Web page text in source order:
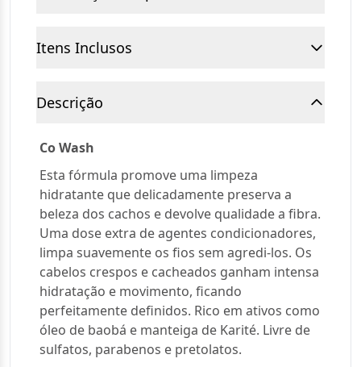
Itens Inclusos
Descrição
Co Wash
Esta fórmula promove uma limpeza
hidratante que delicadamente preserva a
beleza dos cachos e devolve qualidade a fibra.
Uma dose extra de agentes condicionadores,
limpa suavemente os fios sem agredi-los. Os
cabelos crespos e cacheados ganham intensa
hidratação e movimento, ficando
perfeitamente definidos. Rico em ativos como
óleo de baobá e manteiga de Karité. Livre de
sulfatos, parabenos e pretolatos.